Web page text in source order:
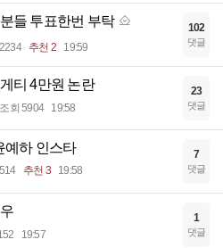
들 투표한번 부탁
추천 2 19:59
102
댓글
티 4만원 논란
조회 5904 19:58
23
댓글
예하 인스타
추천 3 19:58
7
댓글
19:57
1
댓글